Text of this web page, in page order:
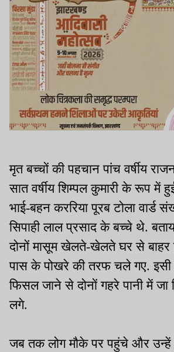
मृत बच्चों की पहचान पांच वर्षीय
सात वर्षीय शिम्पल कुमारी के रूप में
भाई-बहन कररिया पूरब टोला वार्ड
सिपाही लाल प्रसाद के बच्चे थे.
दोनों मासूम खेलते-खेलते घर से
पास के पोखरे की तरफ चले गए. इसी
फिसल जाने से दोनों गहरे पानी में
लगे.
जब तक लोग मौके पर पहुंचे और उन्हें